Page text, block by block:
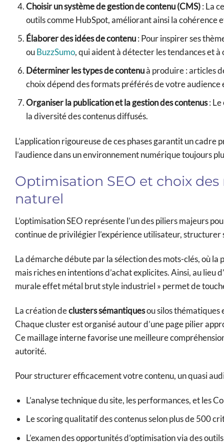
Choisir un système de gestion de contenu (CMS): La
outils comme HubSpot, améliorant ainsi la cohérence
Élaborer des idées de contenu: Pour inspirer ses
ouBuzzSumo, qui aident à détecter les tendances et
Déterminer les types de contenuà produire : articles
choix dépend des formats préférés de votre audience
Organiser la publication et la gestion des contenus: Le
la diversité des contenus diffusés.
L’application rigoureuse de ces phases garantit un
l’audience dans un environnement numérique toujours
Optimisation SEO et choix
naturel
L’optimisation SEO représente l’un des piliers majeurs
continue de privilégier l’expérience utilisateur,
La démarche débute par la sélection des mots-clés, où
mais riches en intentions d’achat explicites. Ainsi, au lieu
murale effet métal brut style industriel » permet de
La création declusters sémantiquesou silos thématiques
Chaque cluster est organisé autour d’une page pilier
Ce maillage interne favorise une meilleure
autorité.
Pour structurer efficacement votre contenu, un quasi
L’analyse technique du site, les performances, et les
Le scoring qualitatif des contenus selon plus de 500
L’examen des opportunités d’optimisation via des